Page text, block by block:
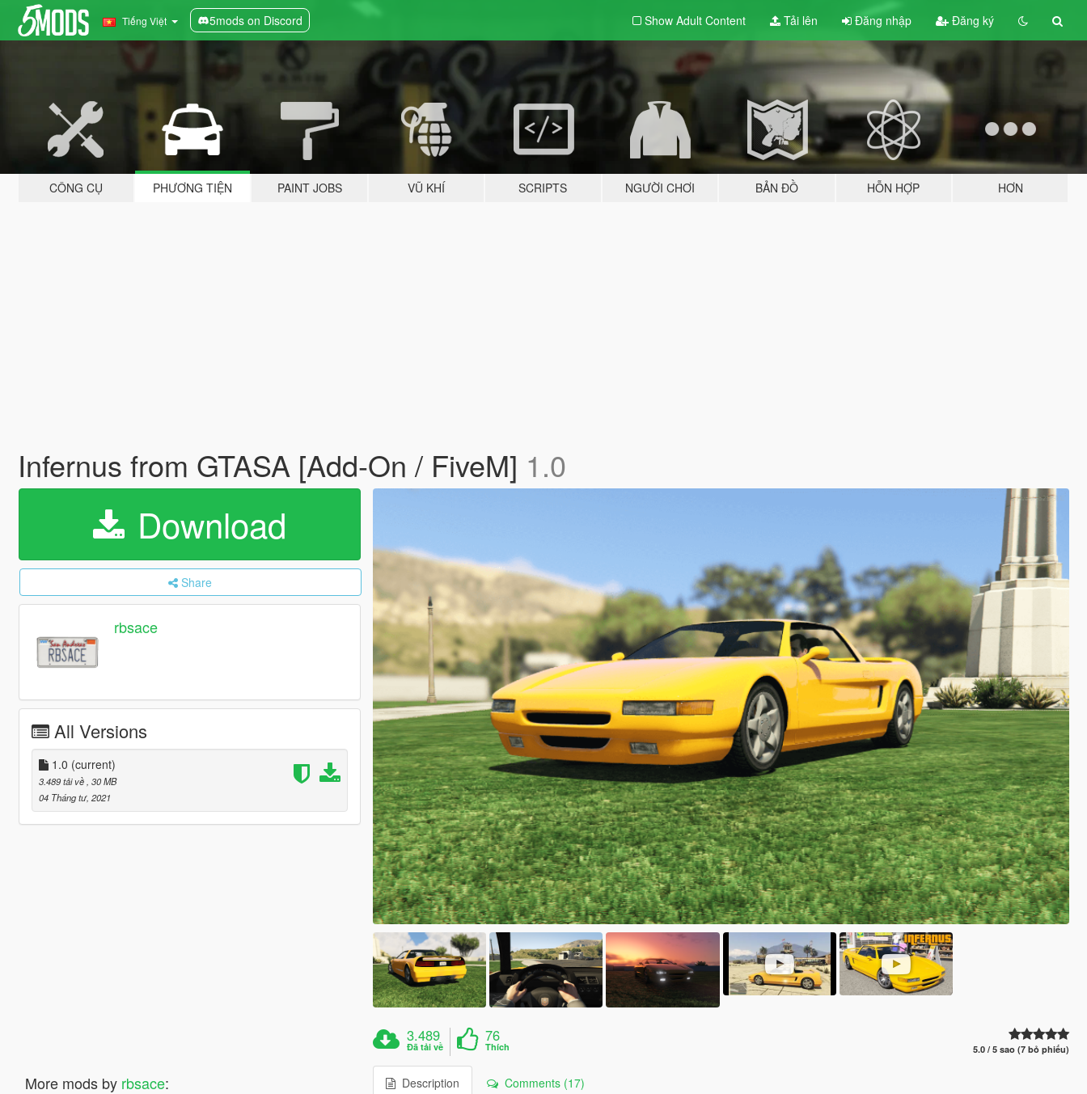
Tiếng Việt 5mods on Discord Show Adult Content Tải lên Đăng nhập Đăng ký
CÔNG CỤ PHƯƠNG TIỆN PAINT JOBS VŨ KHÍ SCRIPTS NGƯỜI CHƠI BẢN ĐỒ HỖN HỢP HƠN
Infernus from GTASA [Add-On / FiveM] 1.0
Download
Share
rbsace
All Versions
1.0 (current)
3.489 tải về , 30 MB
04 Tháng tư, 2021
More mods by rbsace:
3.489
Đã tải về
76
Thích 5.0 / 5 sao (7 bỏ phiếu)
Description Comments (17)